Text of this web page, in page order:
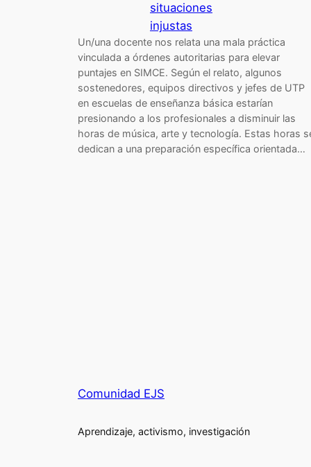
situaciones
injustas
Un/una docente nos relata una mala práctica
vinculada a órdenes autoritarias para elevar
puntajes en SIMCE. Según el relato, algunos
sostenedores, equipos directivos y jefes de UTP
en escuelas de enseñanza básica estarían
presionando a los profesionales a disminuir las
horas de música, arte y tecnología. Estas horas
dedican a una preparación específica orientada…
Comunidad EJS
Aprendizaje, activismo, investigación